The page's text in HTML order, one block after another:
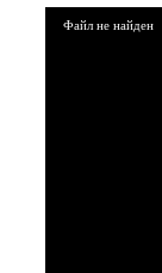
Файл не найден